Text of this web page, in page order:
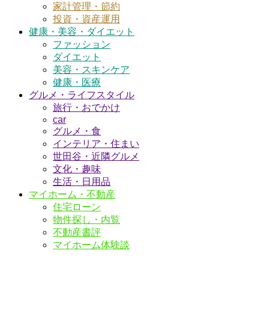
家計管理・節約
投資・資産運用
健康・美容・ダイエット
ファッション
ダイエット
美容・スキンケア
健康・医療
グルメ・ライフスタイル
旅行・おでかけ
car
グルメ・食
インテリア・住まい
世田谷・近隣グルメ
文化・趣味
生活・日用品
マイホーム・不動産
住宅ローン
物件探し・内覧
不動産書評
マイホーム体験談